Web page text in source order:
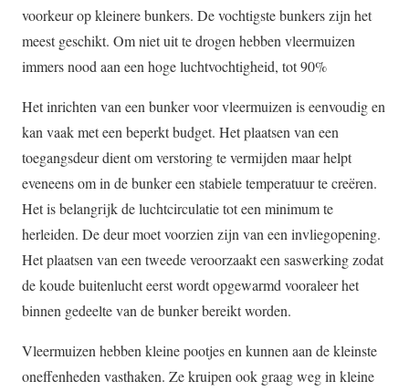
voorkeur op kleinere bunkers. De vochtigste bunkers zijn het
meest geschikt. Om niet uit te drogen hebben vleermuizen
immers nood aan een hoge luchtvochtigheid, tot 90%
Het inrichten van een bunker voor vleermuizen is eenvoudig en
kan vaak met een beperkt budget. Het plaatsen van een
toegangsdeur dient om verstoring te vermijden maar helpt
eveneens om in de bunker een stabiele temperatuur te creëren.
Het is belangrijk de luchtcirculatie tot een minimum te
herleiden. De deur moet voorzien zijn van een invliegopening.
Het plaatsen van een tweede veroorzaakt een saswerking zodat
de koude buitenlucht eerst wordt opgewarmd vooraleer het
binnen gedeelte van de bunker bereikt worden.
Vleermuizen hebben kleine pootjes en kunnen aan de kleinste
oneffenheden vasthaken. Ze kruipen ook graag weg in kleine